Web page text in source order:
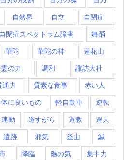
自然界 自立 自閉症
自閉症スペクトラム障害 舞踊
華陀 華陀の神 蓮花山
の力 調和 諏訪大社
通力 質素な食事 赤い人
に良いもの 軽自動車 逆転
連動 道すがら 道教 達人
遺跡 邪気 釜山 鍼
降臨 陽の気 集中力